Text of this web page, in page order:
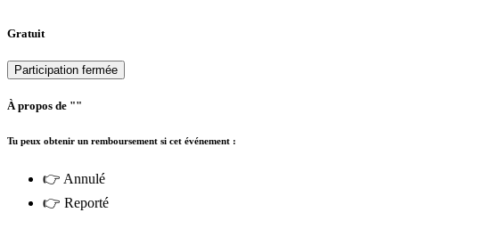
Gratuit
Participation fermée
À propos de ""
Tu peux obtenir un remboursement si cet événement :
👉 Annulé
👉 Reporté